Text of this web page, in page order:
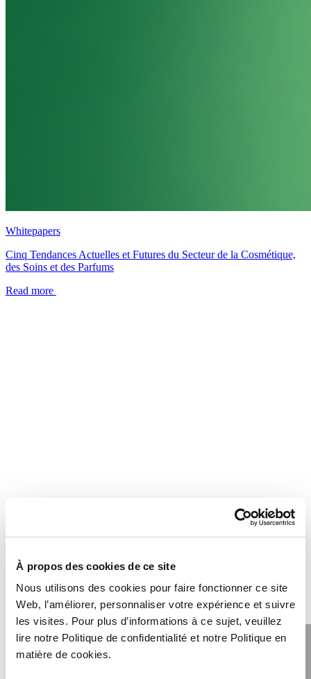
À propos des cookies de ce site
Nous utilisons des cookies pour faire fonctionner ce site
Web, l’améliorer, personnaliser votre expérience et suivre
les visites. Pour plus d’informations à ce sujet, veuillez
lire notre Politique de confidentialité et notre Politique en
matière de cookies.
Whitepapers
Cinq Tendances Actuelles et Futures du Secteur de la Cosmétique,
des Soins et des Parfums
Read more